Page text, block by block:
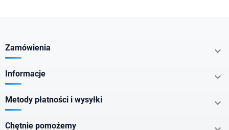
Zamówienia 
Informacje 
Metody płatności i wysyłki 
Chętnie pomożemy